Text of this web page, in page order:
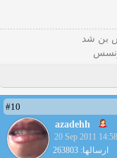
بن شد
#10
azadehh
20 Sep 2011 14:58
ارسالها: 263803